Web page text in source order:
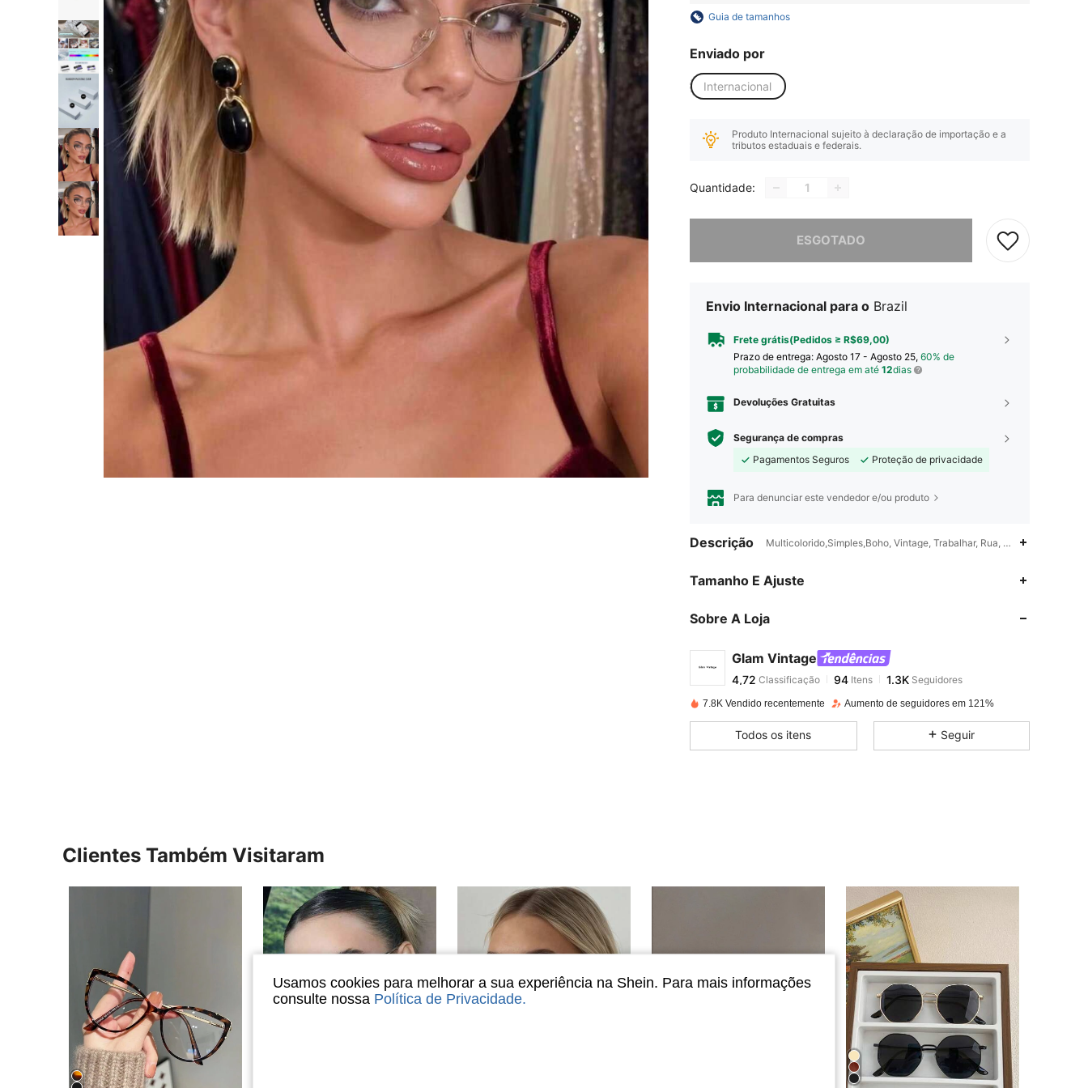
Guia de tamanhos
Enviado por
Internacional
Produto Internacional sujeito à declaração de importação e a
tributos estaduais e federais.
Quantidade:
ESGOTADO
Desculpe, este produto está esgotado.
Envio Internacional para o Brazil
Frete grátis(Pedidos ≥ R$69,00)
Prazo de entrega: Agosto 17 - Agosto 25, 60% de
probabilidade de entrega em até 12dias
Devoluções Gratuitas
Segurança de compras
Pagamentos Seguros
Proteção de privacidade
Para denunciar este vendedor e/ou produto
Descrição Multicolorido,Simples,Boho, Vintage, Trabalhar, Rua, EleganteElegância
Tamanho E Ajuste
Sobre A Loja
Glam Vintage
4,72
4,72 Classificação 94Itens 1.3K
a***apago 1 dia atrás
94 1.3K
4,72 94 1.3K
94 1.3K
7.8K Vendido recentemente Aumento de seguidores em 121%
Todos os itens Seguir
Clientes Também Visitaram
Usamos cookies para melhorar a sua experiência na Shein. Para mais informações
consulte nossa Política de Privacidade.